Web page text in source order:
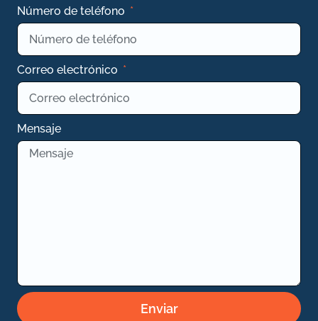
Número de teléfono
Correo electrónico
Mensaje
Enviar